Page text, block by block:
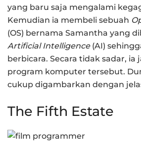
yang baru saja mengalami
Kemudian ia membeli sebuah
(OS) bernama Samantha yang
Artificial Intelligence(AI)
berbicara. Secara tidak sadar, ia
program komputer tersebut.
cukup digambarkan dengan
The Fifth Estate